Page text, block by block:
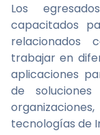
Los
capacitados
relacionados
trabajar en
aplicaciones
de
tecnologías de